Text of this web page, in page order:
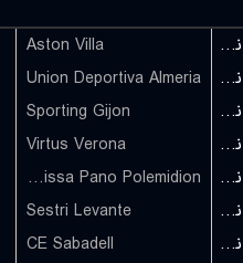
Aston Villa بازی شروع نشده است
Union Deportiva Almeria بازی شروع نشده است
Sporting Gijon بازی شروع نشده است
Virtus Verona بازی شروع نشده است
Karmiotissa Pano Polemidion بازی شروع نشده است
Sestri Levante بازی شروع نشده است
CE Sabadell بازی شروع نشده است